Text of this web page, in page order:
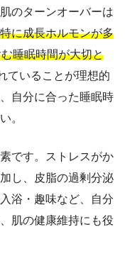
のターンオーバーは
特に成長ホルモンが多
睡眠時間が大切と
ていることが理想的
自分に合った睡眠時
。
です。ストレスがか
し、皮脂の過剰分泌
浴・趣味など、自分
肌の健康維持にも役